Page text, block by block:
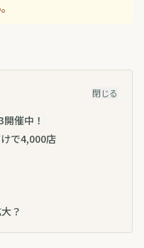
閉じる
催中！
で4,000店
？